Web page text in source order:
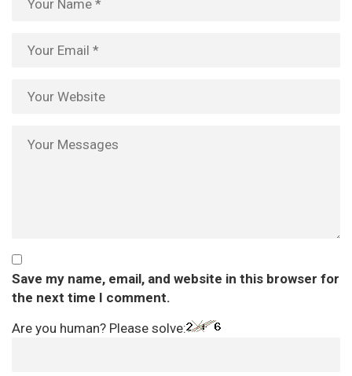
Save my name, email, and website in this browser for
the next time I comment.
Are you human? Please solve: